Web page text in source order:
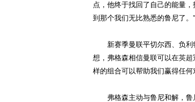
点，他终于找回了自己的能量
到那个我们无比熟悉的鲁尼了。”
新赛季曼联平切尔西、负利
想，弗格森相信曼联可以在英超
样的组合可以帮助我们赢得任何
弗格森主动与鲁尼和解，鲁